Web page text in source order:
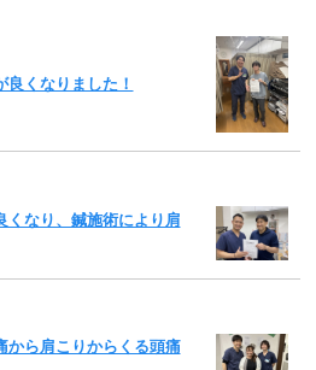
くなりました！
くなり、鍼施術により肩
から肩こりからくる頭痛